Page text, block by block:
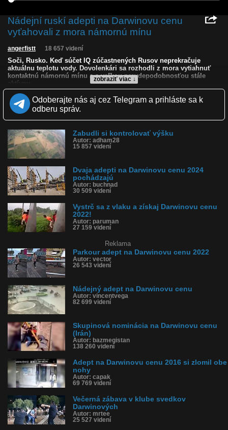
Nádejní ruskí adepti na Darwinovu cenu
vyťahovali z mora námornú mínu
zobraziť viac ↓
angerfistt 18 657 videní
Soči, Rusko. Keď súčet IQ zúčastnených Rusov neprekračuje
aktuálnu teplotu vody. Dovolenkári sa rozhodli z mora vytiahnuť
kontaktnú námornú mínu a s veľkou pravdepodobnosťou stále
aktívnu.
Kvalita: NQ
LQ
Zverejnené: 8.9.2024 13:40
Obľúbené: 3
Komentárov: 77
Dľžka: 0:28
Kategória: ľudia
Tagy: námorná mína, adepti na darwinovu cenu, adept na
darwinovu cenu, soči, rusko, pláž, mína, mínu
História sledovanosti videa:
Odoberajte nás aj cez Telegram a prihláste sa k
odberu správ.
Zabudli si kontrolovať výšku
Autor: adham28
15 857 videní
Dvaja adepti na Darwinovu cenu 2024
pochádzajú
Autor: buchnad
30 509 videní
Vystrč sa z vlaku a získaj Darwinovu cenu
2022!
Autor: paruman
27 159 videní
Reklama
Parkour adept na Darwinovu cenu 2022
Autor: vector
26 543 videní
Nádejný adept na Darwinovu cenu
Autor: vincentvega
82 699 videní
Skupinová nominácia na Darwinovu cenu
(Irán)
Autor: bazmegistan
138 260 videní
Adept na Darwinovu cenu 2016 si zlomil obe
nohy
Autor: capak
69 769 videní
Večerná zábava v klube svedkov
Darwinových
Autor: mrtee
25 527 videní